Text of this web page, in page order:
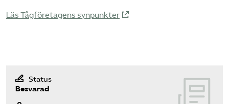
Läs Tågföretagens synpunkter
Status
Besvarad